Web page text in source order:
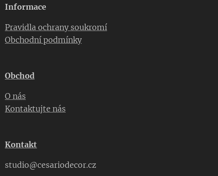
Informace
Pravidla ochrany soukromí
Obchodní podmínky
Obchod
O nás
Kontaktujte nás
Kontakt
studio@cesariodecor.cz